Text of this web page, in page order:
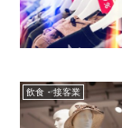
飲食・接客業